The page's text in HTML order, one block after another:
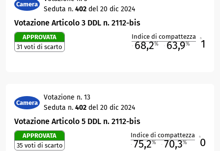
Camera
Seduta n. 402 del 20 dic 2024
Votazione Articolo 3 DDL n. 2112-bis
APPROVATA
31 voti di scarto
Indice di compattezza
68,2% 63,9% 1
Camera
Votazione n. 13
Seduta n. 402 del 20 dic 2024
Votazione Articolo 5 DDL n. 2112-bis
APPROVATA
35 voti di scarto
Indice di compattezza
75,2% 70,3% 0